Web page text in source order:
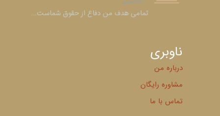
​​​​​​​تمامی هدف من دفاع از حقوق شماست...
ناوبری
درباره من
مشاوره رایگان
تماس با ما